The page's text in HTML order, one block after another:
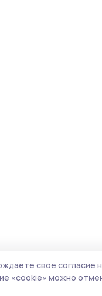
свое согласие
«cookie» можно